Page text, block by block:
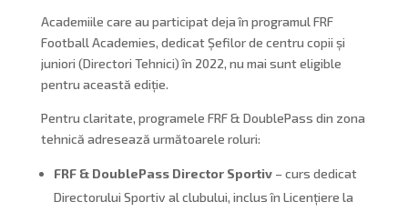
Academiile care au participat deja în programul FRF
Football Academies, dedicat Șefilor de centru copii și
juniori (Directori Tehnici) în 2022, nu mai sunt eligible
pentru această ediție.
Pentru claritate, programele FRF & DoublePass din zona
tehnică adresează următoarele roluri:
FRF & DoublePass Director Sportiv– curs dedicat
Directorului Sportiv al clubului, inclus în Licențiere la